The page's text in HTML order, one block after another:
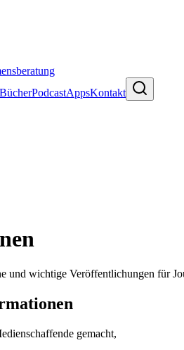
BücherPodcastAppsKontakt
und wichtige Veröffentlichungen für
gemacht,